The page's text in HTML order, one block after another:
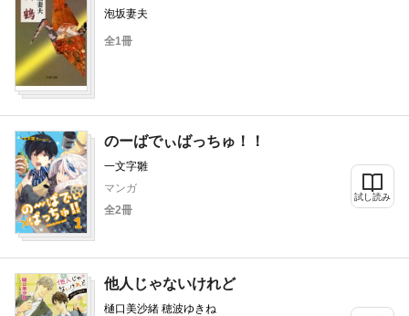
泡坂妻夫
全1冊
のーばでぃばっちゅ！！
一文字雛
マンガ
全2冊
試し読み
他人じゃないけれど
樋口美沙緒 穂波ゆきね